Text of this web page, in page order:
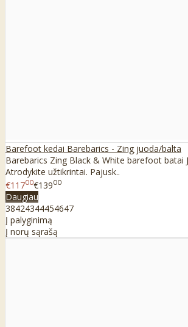
Barefoot kedai Barebarics - Zing juoda/balta
Barebarics Zing Black & White barefoot batai
Atrodykite užtikrintai. Pajusk..
€11700€13900
Daugiau
38424344454647
Į palyginimą
Į norų sąrašą